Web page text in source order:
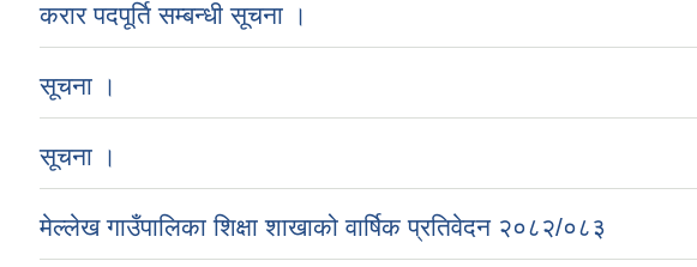
करार पदपूर्ति सम्बन्धी सूचना ।
सूचना ।
सूचना ।
मेल्लेख गाउँपालिका शिक्षा शाखाको वार्षिक प्रतिवेदन २०८२/०८३